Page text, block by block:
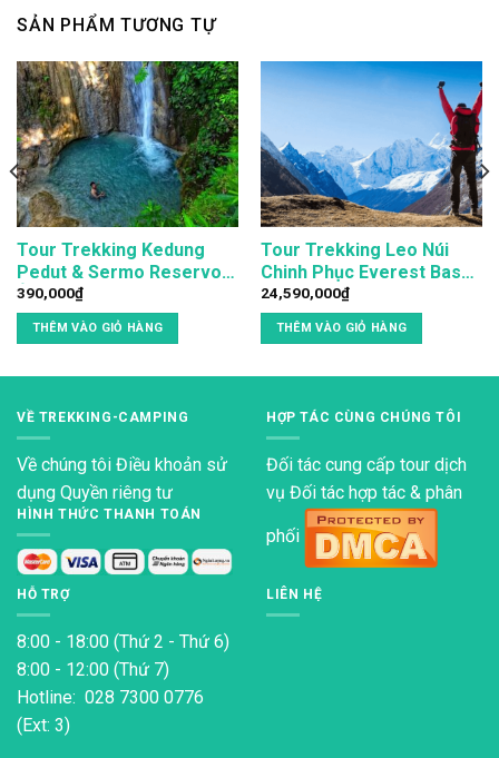
SẢN PHẨM TƯƠNG TỰ
Tour Trekking Kedung
Pedut & Sermo Reservoir
Ở Menoreh, Indonesia 1
Ngày
390,000₫
THÊM VÀO GIỎ HÀNG
Tour Trekking Leo Núi
Chinh Phục Everest Base
Camp
24,590,000₫
THÊM VÀO GIỎ HÀNG
VỀ TREKKING-CAMPING
Về chúng tôi Điều khoản sử
dụng Quyền riêng tư
HÌNH THỨC THANH TOÁN
HỢP TÁC CÙNG CHÚNG TÔI
Đối tác cung cấp tour dịch
vụ Đối tác hợp tác & phân
phối
HỖ TRỢ
8:00 - 18:00 (Thứ 2 - Thứ 6)
8:00 - 12:00 (Thứ 7)
Hotline: 028 7300 0776
(Ext: 3)
LIÊN HỆ